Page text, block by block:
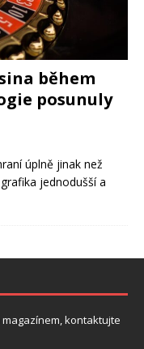
během
posunuly
úplně jinak než
jednodušší a
kontaktujte